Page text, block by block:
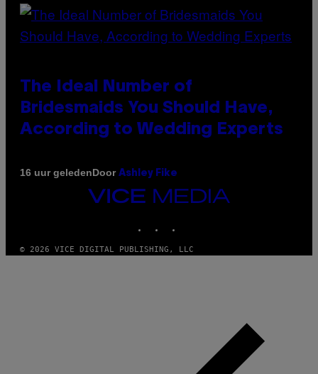
The Ideal Number of
Bridesmaids You Should Have,
According to Wedding Experts
16 uur geledenDoor Ashley Fike
VICE
MEDIA
© 2026 VICE DIGITAL PUBLISHING, LLC